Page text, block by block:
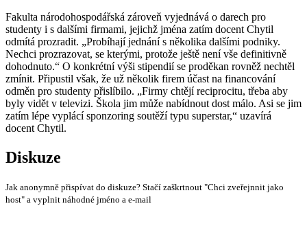
Fakulta národohospodářská zároveň vyjednává o darech pro
studenty i s dalšími firmami, jejichž jména zatím docent Chytil
odmítá prozradit. „Probíhají jednání s několika dalšími podniky.
Nechci prozrazovat, se kterými, protože ještě není vše definitivně
dohodnuto.“ O konkrétní výši stipendií se proděkan rovněž nechtěl
zmínit. Připustil však, že už několik firem účast na financování
odměn pro studenty přislíbilo. „Firmy chtějí reciprocitu, třeba aby
byly vidět v televizi. Škola jim může nabídnout dost málo. Asi se jim
zatím lépe vyplácí sponzoring soutěží typu superstar,“ uzavírá
docent Chytil.
Diskuze
Jak anonymně přispívat do diskuze? Stačí zaškrtnout "Chci zveřejnnit jako
host" a vyplnit náhodné jméno a e-mail